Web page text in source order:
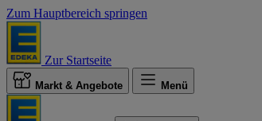
Zum Hauptbereich springen
Zur Startseite
Markt & Angebote Menü